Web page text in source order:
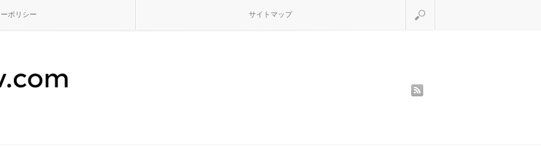
ポリシー サイトマップ